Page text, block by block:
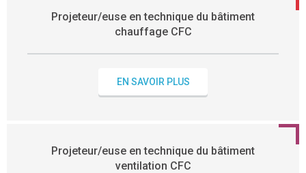
Projeteur/euse en technique du bâtiment
chauffage CFC
EN SAVOIR PLUS
Projeteur/euse en technique du bâtiment
ventilation CFC